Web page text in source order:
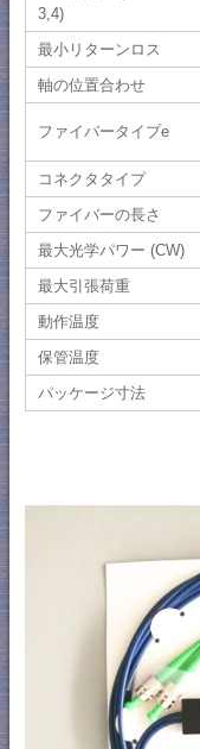
3,4)
最小リターンロス
軸の位置合わせ
ファイバータイプe
コネクタタイプ
ファイバーの長さ
最大光学パワー (CW)
最大引張荷重
動作温度
保管温度
パッケージ寸法